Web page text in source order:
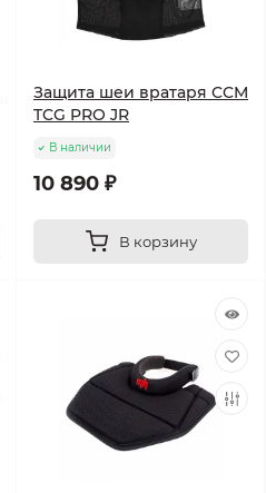
Защита шеи вратаря CCM
TCG PRO JR
В наличии
10 890 ₽
В корзину